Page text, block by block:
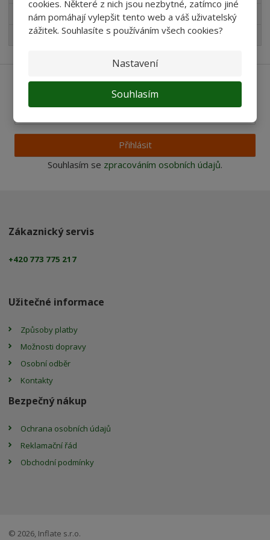
cookies. Některé z nich jsou nezbytné, zatímco jiné
nám pomáhají vylepšit tento web a váš uživatelský
zážitek. Souhlasíte s používáním všech cookies?
Nastavení
Souhlasím
Pro děti
Nejprodávanější
Ať vám nic neunikne
Přihlásit
Souhlasím se zpracováním osobních údajů.
Zákaznický servis
+420 773 775 217
Užitečné informace
Způsoby platby
Možnosti dopravy
Osobní odběr
Kontakty
Bezpečný nákup
Ochrana osobních údajů
Reklamační řád
Obchodní podmínky
© 2026, Inflate s.r.o.